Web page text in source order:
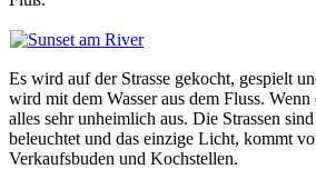
Es wird auf der Strasse gekocht, gespielt
wird mit dem Wasser aus dem Fluss.
alles sehr unheimlich aus. Die Strassen
beleuchtet und das einzige Licht, kommt
Verkaufsbuden und Kochstellen.